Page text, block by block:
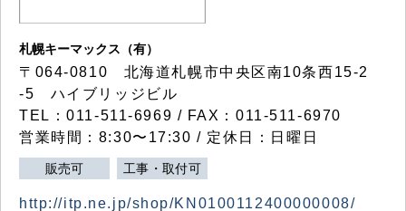
札幌キーマックス（有）
〒064-0810 北海道札幌市中央区南10条西15-2
-5 ハイブリッジビル
TEL：011-511-6969 / FAX：011-511-6970
営業時間：8:30〜17:30 / 定休日：日曜日
販売可 工事・取付可
http://itp.ne.jp/shop/KN0100112400000008/